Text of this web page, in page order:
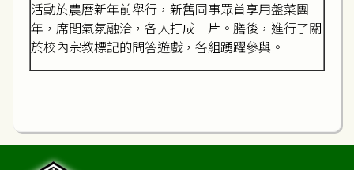
活動於農曆新年前舉行，新舊同事眾首享用盤菜團
年，席間氣氛融洽，各人打成一片。膳後，進行了關
於校內宗教標記的問答遊戲，各組踴躍參與。